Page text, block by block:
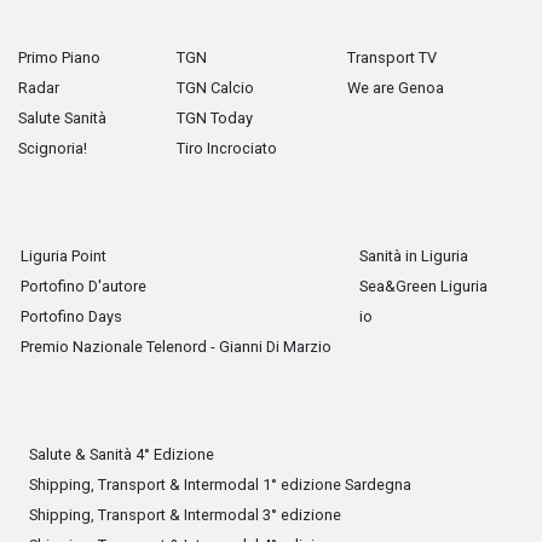
Primo Piano
Radar
Salute Sanità
Scignoria!
TGN
TGN Calcio
TGN Today
Tiro Incrociato
Transport TV
We are Genoa
Liguria Point
Portofino D'autore
Portofino Days
Premio Nazionale Telenord - Gianni Di Marzio
Sanità in Liguria
Sea&Green Liguria
io
Salute & Sanità 4° Edizione
Shipping, Transport & Intermodal 1° edizione Sardegna
Shipping, Transport & Intermodal 3° edizione